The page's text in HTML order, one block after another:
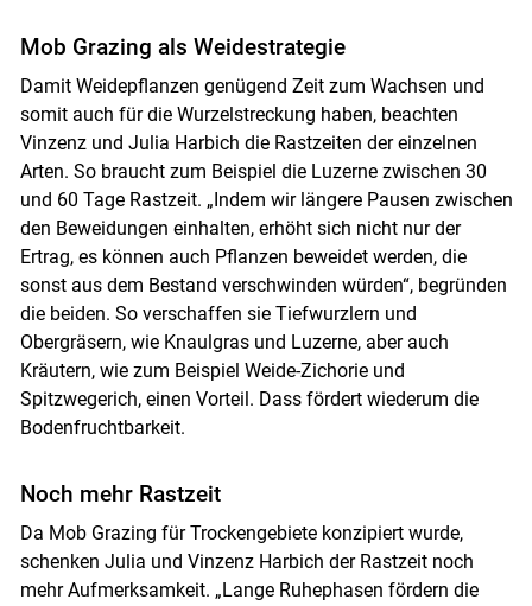
Mob Grazing als Weidestrategie
Damit Weidepflanzen genügend Zeit zum Wachsen und
somit auch für die Wurzelstreckung haben, beachten
Vinzenz und Julia Harbich die Rastzeiten der einzelnen
Arten. So braucht zum Beispiel die Luzerne zwischen 30
und 60 Tage Rastzeit. „Indem wir längere Pausen zwischen
den Beweidungen einhalten, erhöht sich nicht nur der
Ertrag, es können auch Pflanzen beweidet werden, die
sonst aus dem Bestand verschwinden würden“, begründen
die beiden. So verschaffen sie Tiefwurzlern und
Obergräsern, wie Knaulgras und Luzerne, aber auch
Kräutern, wie zum Beispiel Weide-Zichorie und
Spitzwegerich, einen Vorteil. Dass fördert wiederum die
Bodenfruchtbarkeit.
Noch mehr Rastzeit
Da Mob Grazing für Trockengebiete konzipiert wurde,
schenken Julia und Vinzenz Harbich der Rastzeit noch
mehr Aufmerksamkeit. „Lange Ruhephasen fördern die